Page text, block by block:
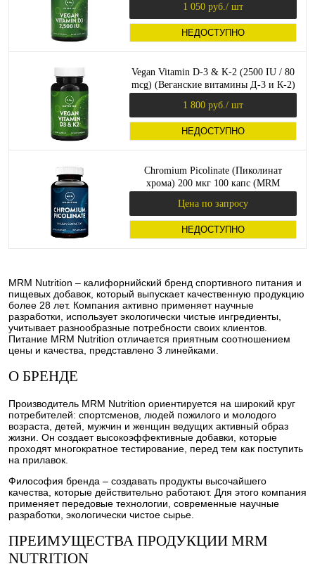
1 050 руб. / шт
НЕДОСТУПНО
Vegan Vitamin D-3 & K-2 (2500 IU / 80
mcg) (Веганские витамины Д-3 и К-2)
1 800 руб. / шт
НЕДОСТУПНО
Chromium Picolinate (Пиколинат
хрома) 200 мкг 100 капс (MRM
Цена по запросу
НЕДОСТУПНО
MRM Nutrition – калифорнийский бренд спортивного питания и
пищевых добавок, который выпускает качественную продукцию
более 28 лет. Компания активно применяет научные
разработки, использует экологически чистые ингредиенты,
учитывает разнообразные потребности своих клиентов.
Питание MRM Nutrition отличается приятным соотношением
цены и качества, представлено 3 линейками.
О БРЕНДЕ
Производитель MRM Nutrition ориентируется на широкий круг
потребителей: спортсменов, людей пожилого и молодого
возраста, детей, мужчин и женщин ведущих активный образ
жизни. Он создает высокоэффективные добавки, которые
проходят многократное тестирование, перед тем как поступить
на прилавок.
Философия бренда – создавать продукты высочайшего
качества, которые действительно работают. Для этого компания
применяет передовые технологии, современные научные
разработки, экологически чистое сырье.
ПРЕИМУЩЕСТВА ПРОДУКЦИИ MRM
NUTRITION